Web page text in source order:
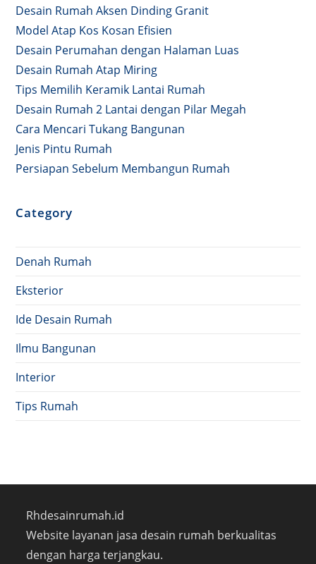
Desain Rumah Aksen Dinding Granit
Model Atap Kos Kosan Efisien
Desain Perumahan dengan Halaman Luas
Desain Rumah Atap Miring
Tips Memilih Keramik Lantai Rumah
Desain Rumah 2 Lantai dengan Pilar Megah
Cara Mencari Tukang Bangunan
Jenis Pintu Rumah
Persiapan Sebelum Membangun Rumah
Category
Denah Rumah
Eksterior
Ide Desain Rumah
Ilmu Bangunan
Interior
Tips Rumah
Rhdesainrumah.id
Website layanan jasa desain rumah berkualitas
dengan harga terjangkau.